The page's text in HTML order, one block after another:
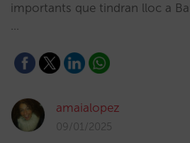
importants que tindran lloc a
…
amaialopez
09/01/2025